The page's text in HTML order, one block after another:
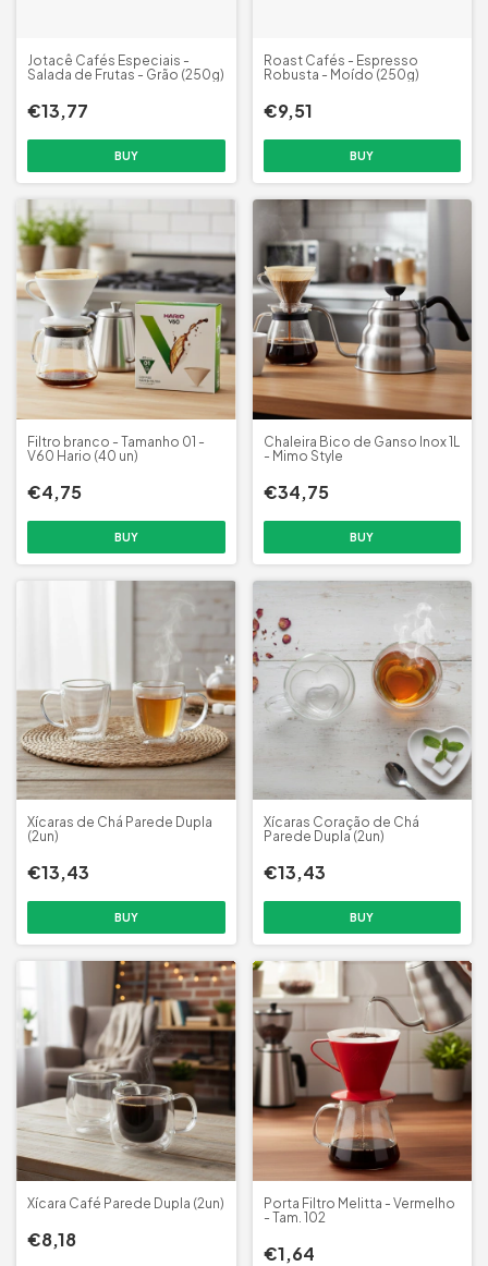
Jotacê Cafés Especiais -
Salada de Frutas - Grão (250g)
€13,77
Roast Cafés - Espresso
Robusta - Moído (250g)
€9,51
Filtro branco - Tamanho 01 -
V60 Hario (40 un)
€4,75
Chaleira Bico de Ganso Inox 1L
- Mimo Style
€34,75
Xícaras de Chá Parede Dupla
(2un)
€13,43
Xícaras Coração de Chá
Parede Dupla (2un)
€13,43
Xícara Café Parede Dupla (2un)
€8,18
Porta Filtro Melitta - Vermelho
- Tam. 102
€1,64